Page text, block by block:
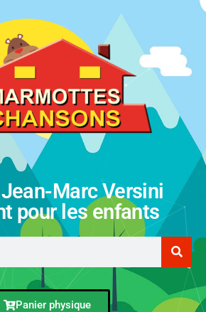
Marc Versini
pour les enfants
Panier physique